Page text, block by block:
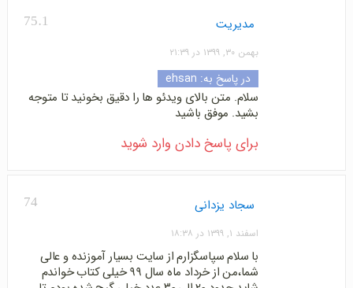
75.1 مدیریت
بهمن ۳۰, ۱۳۹۹ در ۲۱:۳۹
در پاسخ به: ehsan
سلام. متن بالای ویدئو ها را دقیق بخونید تا متوجه
بشید. موفق باشید
برای پاسخ دادن وارد شوید
74 سجاد یزدانی
اسفند ۱, ۱۳۹۹ در ۱۸:۳۸
با سلام سپاسگزارم از سایت بسیار آموزنده و عالی
شما،من از خرداد ماه سال ۹۹ خیلی کتاب خواندم